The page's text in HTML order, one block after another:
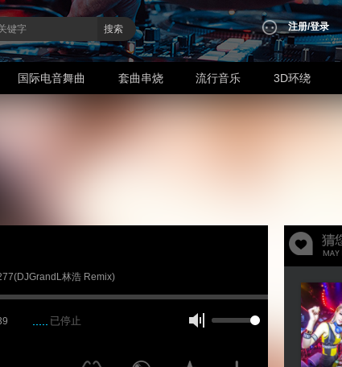
搜索 注册/登录
国际电音舞曲 套曲串烧 流行音乐 3D环绕
林浩 Remix)
已停止